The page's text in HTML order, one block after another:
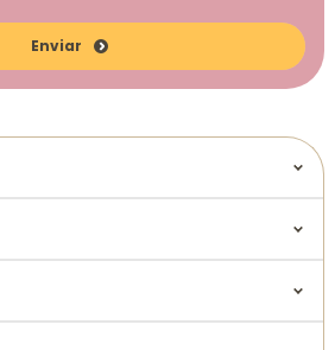
Enviar